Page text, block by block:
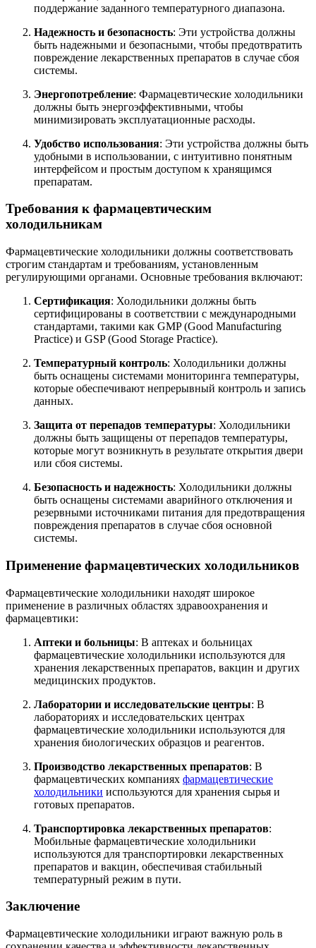
поддержание заданного температурного диапазона.
Надежность и безопасность: Эти устройства должны
быть надежными и безопасными, чтобы предотвратить
повреждение лекарственных препаратов в случае сбоя
системы.
Энергопотребление: Фармацевтические холодильники
должны быть энергоэффективными, чтобы
минимизировать эксплуатационные расходы.
Удобство использования: Эти устройства должны быть
удобными в использовании, с интуитивно понятным
интерфейсом и простым доступом к хранящимся
препаратам.
Требования к фармацевтическим
холодильникам
Фармацевтические холодильники должны соответствовать
строгим стандартам и требованиям, установленным
регулирующими органами. Основные требования включают:
Сертификация: Холодильники должны быть
сертифицированы в соответствии с международными
стандартами, такими как GMP (Good Manufacturing
Practice) и GSP (Good Storage Practice).
Температурный контроль: Холодильники должны
быть оснащены системами мониторинга температуры,
которые обеспечивают непрерывный контроль и запись
данных.
Защита от перепадов температуры: Холодильники
должны быть защищены от перепадов температуры,
которые могут возникнуть в результате открытия двери
или сбоя системы.
Безопасность и надежность: Холодильники должны
быть оснащены системами аварийного отключения и
резервными источниками питания для предотвращения
повреждения препаратов в случае сбоя основной
системы.
Применение фармацевтических холодильников
Фармацевтические холодильники находят широкое
применение в различных областях здравоохранения и
фармацевтики:
Аптеки и больницы: В аптеках и больницах
фармацевтические холодильники используются для
хранения лекарственных препаратов, вакцин и других
медицинских продуктов.
Лаборатории и исследовательские центры: В
лабораториях и исследовательских центрах
фармацевтические холодильники используются для
хранения биологических образцов и реагентов.
Производство лекарственных препаратов: В
фармацевтических компаниях фармацевтические
холодильники используются для хранения сырья и
готовых препаратов.
Транспортировка лекарственных препаратов:
Мобильные фармацевтические холодильники
используются для транспортировки лекарственных
препаратов и вакцин, обеспечивая стабильный
температурный режим в пути.
Заключение
Фармацевтические холодильники играют важную роль в